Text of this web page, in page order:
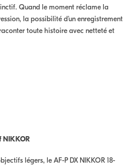
Quand le moment réclame la
la possibilité d’un enregistrement
toute histoire avec netteté et
NIKKOR
légers, le AF-P DX NIKKOR 18-